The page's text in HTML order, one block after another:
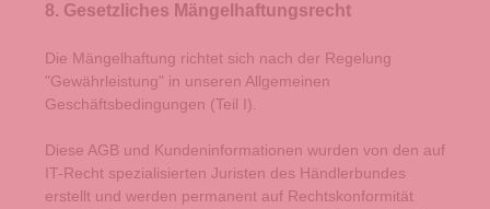
8. Gesetzliches Mängelhaftungsrecht
Die Mängelhaftung richtet sich nach der Regelung
"Gewährleistung" in unseren Allgemeinen
Geschäftsbedingungen (Teil I).
Diese AGB und Kundeninformationen wurden von den auf
IT-Recht spezialisierten Juristen des Händlerbundes
erstellt und werden permanent auf Rechtskonformität